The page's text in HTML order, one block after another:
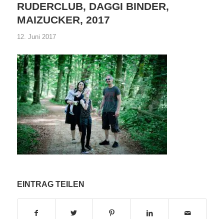
RUDERCLUB, DAGGI BINDER,
MAIZUCKER, 2017
12. Juni 2017
EINTRAG TEILEN